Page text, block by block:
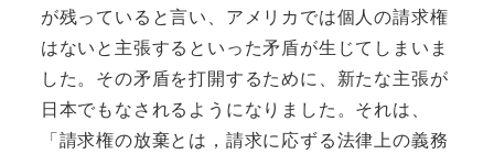
が残っていると言い、アメリカでは個人の請求権
はないと主張するといった矛盾が生じてしまいま
した。その矛盾を打開するために、新たな主張が
日本でもなされるようになりました。それは、
「請求権の放棄とは，請求に応ずる法律上の義務